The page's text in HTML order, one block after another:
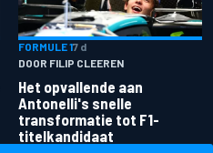
FORMULE 17 d
DOOR FILIP CLEEREN
Het opvallende aan
Antonelli's snelle
transformatie tot F1-
titelkandidaat